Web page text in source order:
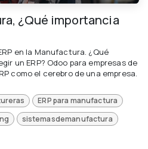
¿Qué importancia
en la Manufactura. ¿Qué
un ERP? Odoo para empresas de
como el cerebro de una empresa.
ERP para manufactura
sistemasdemanufactura